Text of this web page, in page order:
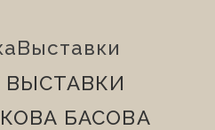
Выставки
БАСОВА